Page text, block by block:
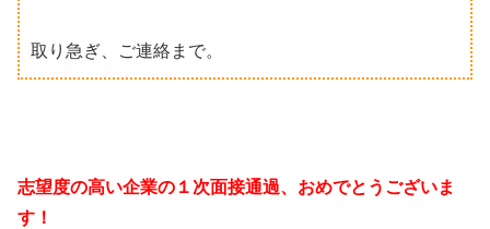
取り急ぎ、ご連絡まで。
志望度の高い企業の１次面接通過、おめでとうございま
す！